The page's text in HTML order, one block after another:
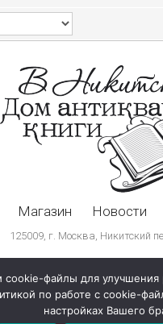
Магазин Новости
125009, г. Москва, Никитский
файлы для улучшения
по работе с cookie-
настройках Вашего